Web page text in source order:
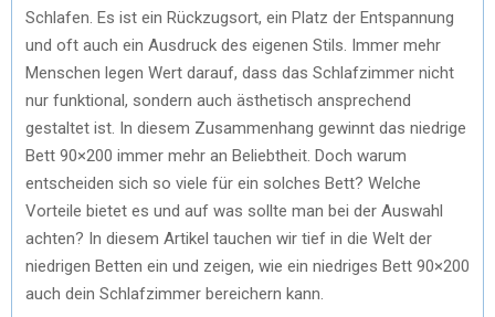
Schlafen. Es ist ein Rückzugsort, ein Platz der Entspannung
und oft auch ein Ausdruck des eigenen Stils. Immer mehr
Menschen legen Wert darauf, dass das Schlafzimmer nicht
nur funktional, sondern auch ästhetisch ansprechend
gestaltet ist. In diesem Zusammenhang gewinnt das niedrige
Bett 90×200 immer mehr an Beliebtheit. Doch warum
entscheiden sich so viele für ein solches Bett? Welche
Vorteile bietet es und auf was sollte man bei der Auswahl
achten? In diesem Artikel tauchen wir tief in die Welt der
niedrigen Betten ein und zeigen, wie ein niedriges Bett 90×200
auch dein Schlafzimmer bereichern kann.